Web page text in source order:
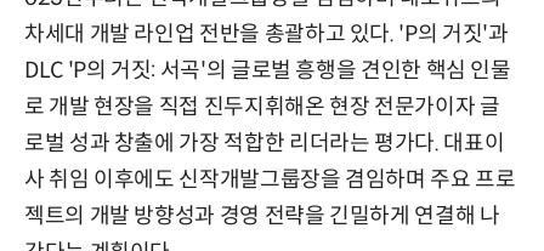
차세대 개발 라인업 전반을 총괄하고 있다. 'P의 거짓'과
DLC 'P의 거짓: 서곡'의 글로벌 흥행을 견인한 핵심 인물
로 개발 현장을 직접 진두지휘해온 현장 전문가이자 글
로벌 성과 창출에 가장 적합한 리더라는 평가다. 대표이
사 취임 이후에도 신작개발그룹장을 겸임하며 주요 프로
젝트의 개발 방향성과 경영 전략을 긴밀하게 연결해 나